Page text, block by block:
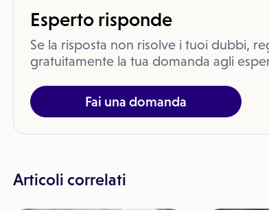
Esperto risponde
Se la risposta non risolve i tuoi dubbi,
gratuitamente la tua domanda agli
Fai una domanda
Articoli correlati